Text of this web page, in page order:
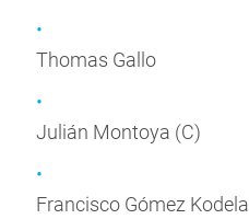
Thomas Gallo
Julián Montoya (C)
Francisco Gómez Kodela